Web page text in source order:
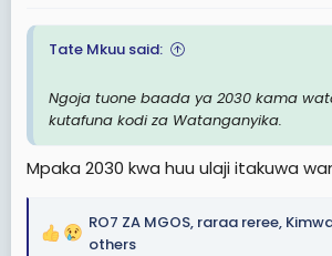
Tate Mkuu said:
Ngoja tuone baada ya 2030 kama
kutafuna kodi za Watanganyika.
Mpaka 2030 kwa huu ulaji itakuwa
R
RO7 ZA MGOS, raraa reree,
others